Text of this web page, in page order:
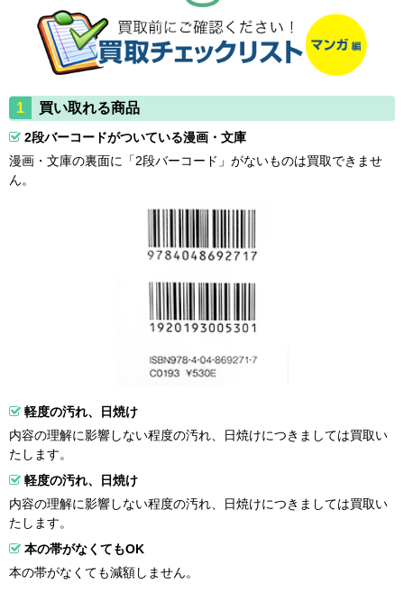
買い取れる商品
2段バーコードがついている漫画・文庫
漫画・文庫の裏面に「2段バーコード」がないものは買取できませ
ん。
軽度の汚れ、日焼け
内容の理解に影響しない程度の汚れ、日焼けにつきましては買取い
たします。
軽度の汚れ、日焼け
内容の理解に影響しない程度の汚れ、日焼けにつきましては買取い
たします。
本の帯がなくてもOK
本の帯がなくても減額しません。